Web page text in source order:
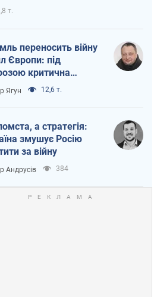
т.
переносить війну
Європи: під
критична
Ягун 12,6 т.
а стратегія:
змушує Росію
за війну
Андрусів 384